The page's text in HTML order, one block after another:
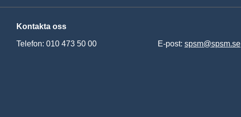
Kontakta oss
Telefon: 010 473 50 00 E-post: spsm@spsm.se